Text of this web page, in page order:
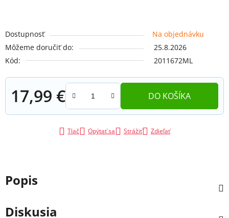
Dostupnosť
Na objednávku
Môžeme doručiť do:
25.8.2026
Kód:
2011672ML
17,99 €
Jednotková cena:
DO KOŠÍKA
Tlač Opýtať sa Strážiť Zdieľať
Popis
Diskusia